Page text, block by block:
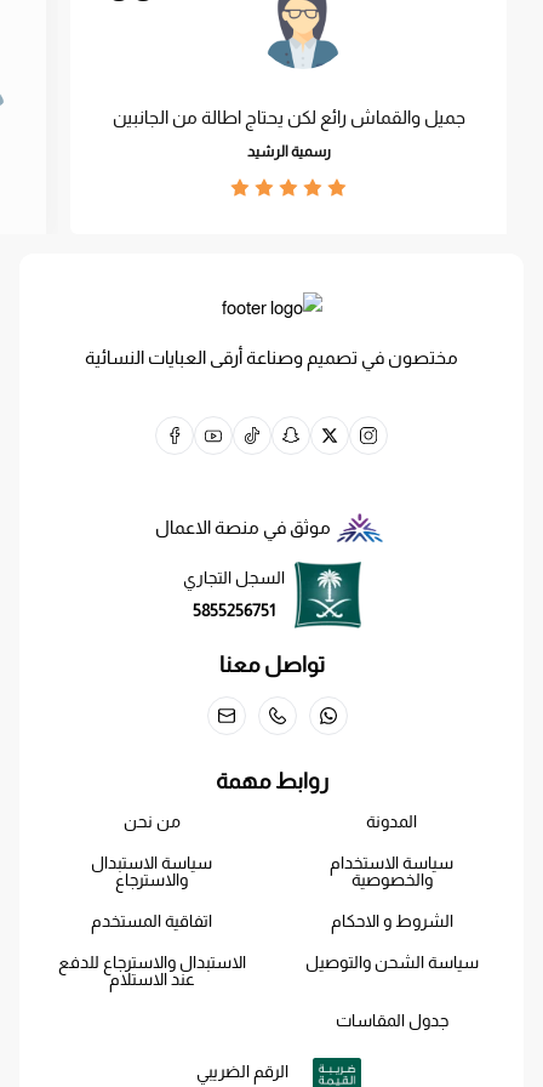
جميل والقماش رائع لكن يحتاج اطالة من الجانبين
رسمية الرشيد
مختصون في تصميم وصناعة أرقى العبايات النسائية
موثق في منصة الاعمال
السجل التجاري
5855256751
تواصل معنا
روابط مهمة
المدونة من نحن
سياسة الاستخدام
والخصوصية
سياسة الاستبدال
والاسترجاع
الشروط و الاحكام اتفاقية المستخدم
سياسة الشحن والتوصيل
الاستبدال والاسترجاع للدفع
عند الاستلام
جدول المقاسات
الرقم الضريبي